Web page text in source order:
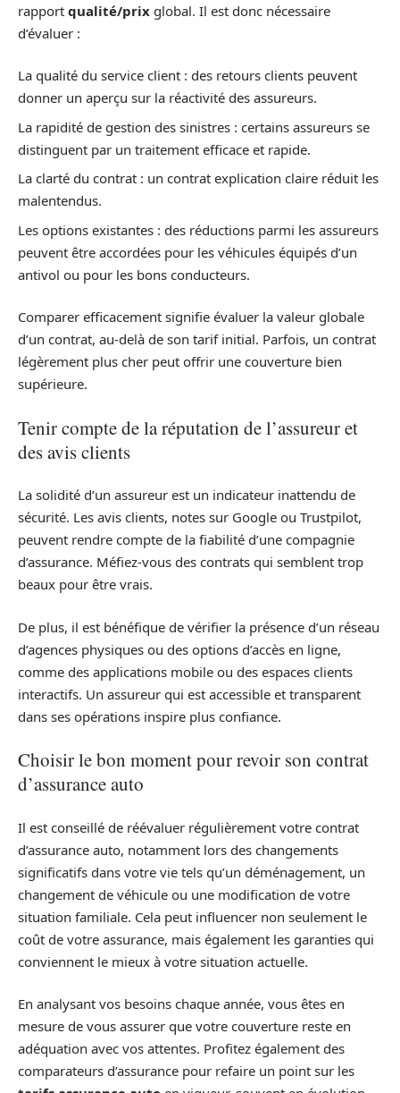
rapport qualité/prix global. Il est donc nécessaire
d’évaluer :
La qualité du service client : des retours clients peuvent
donner un aperçu sur la réactivité des assureurs.
La rapidité de gestion des sinistres : certains assureurs se
distinguent par un traitement efficace et rapide.
La clarté du contrat : un contrat explication claire réduit les
malentendus.
Les options existantes : des réductions parmi les assureurs
peuvent être accordées pour les véhicules équipés d’un
antivol ou pour les bons conducteurs.
Comparer efficacement signifie évaluer la valeur globale
d’un contrat, au-delà de son tarif initial. Parfois, un contrat
légèrement plus cher peut offrir une couverture bien
supérieure.
Tenir compte de la réputation de l’assureur et
des avis clients
La solidité d’un assureur est un indicateur inattendu de
sécurité. Les avis clients, notes sur Google ou Trustpilot,
peuvent rendre compte de la fiabilité d’une compagnie
d’assurance. Méfiez-vous des contrats qui semblent trop
beaux pour être vrais.
De plus, il est bénéfique de vérifier la présence d’un réseau
d’agences physiques ou des options d’accès en ligne,
comme des applications mobile ou des espaces clients
interactifs. Un assureur qui est accessible et transparent
dans ses opérations inspire plus confiance.
Choisir le bon moment pour revoir son contrat
d’assurance auto
Il est conseillé de réévaluer régulièrement votre contrat
d’assurance auto, notamment lors des changements
significatifs dans votre vie tels qu’un déménagement, un
changement de véhicule ou une modification de votre
situation familiale. Cela peut influencer non seulement le
coût de votre assurance, mais également les garanties qui
conviennent le mieux à votre situation actuelle.
En analysant vos besoins chaque année, vous êtes en
mesure de vous assurer que votre couverture reste en
adéquation avec vos attentes. Profitez également des
comparateurs d’assurance pour refaire un point sur les